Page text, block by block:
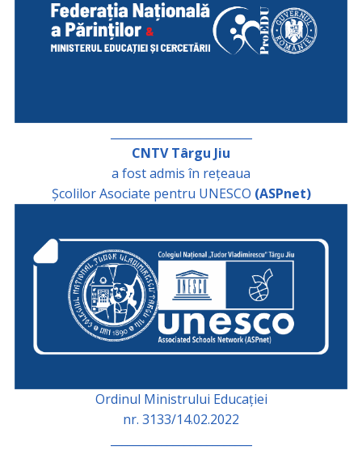
CNTV Târgu Jiu
a fost admis în rețeaua
Școlilor Asociate pentru UNESCO (ASPnet)
Ordinul Ministrului Educației
nr. 3133/14.02.2022